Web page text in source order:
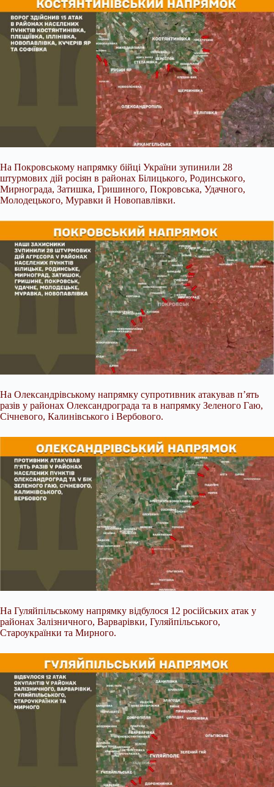
На Покровському напрямку бійці України зупинили 28
штурмових дій росіян в районах Білицького, Родинського,
Мирнограда, Затишка, Гришиного, Покровська, Удачного,
Молодецького, Муравки й Новопавлівки.
На Олександрівському напрямку супротивник атакував п’ять
разів у районах Олександрограда та в напрямку Зеленого Гаю,
Січневого, Калинівського і Вербового.
На Гуляйпільському напрямку відбулося 12 російських атак у
районах Залізничного, Варварівки, Гуляйпільського,
Староукраїнки та Мирного.